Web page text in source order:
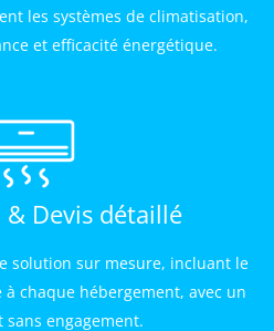
les systèmes de climatisation,
et efficacité énergétique.
Devis détaillé
solution sur mesure, incluant le
chaque hébergement, avec un
sans engagement.